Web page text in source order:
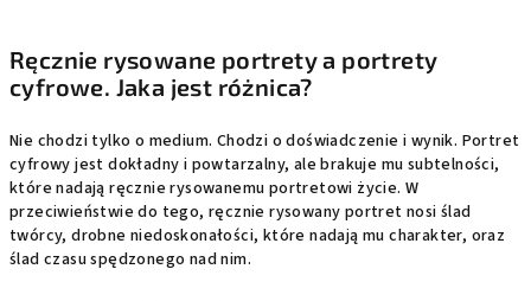
Ręcznie rysowane portrety a portrety
cyfrowe. Jaka jest różnica?
Nie chodzi tylko o medium. Chodzi o doświadczenie i wynik. Portret
cyfrowy jest dokładny i powtarzalny, ale brakuje mu subtelności,
które nadają ręcznie rysowanemu portretowi życie. W
przeciwieństwie do tego, ręcznie rysowany portret nosi ślad
twórcy, drobne niedoskonałości, które nadają mu charakter, oraz
ślad czasu spędzonego nad nim.